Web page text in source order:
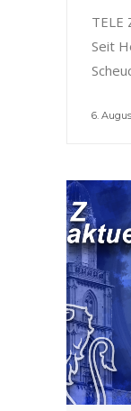
TELE
Seit
6.